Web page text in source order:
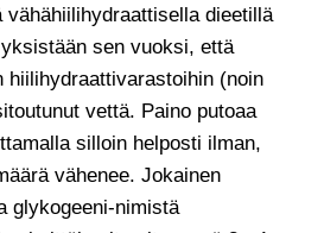
vähähiilihydraattisella dieetillä
sen vuoksi, että
hiilihydraattivarastoihin (noin
vettä. Paino putoaa
silloin helposti ilman,
vähenee. Jokainen
glykogeeni-nimistä